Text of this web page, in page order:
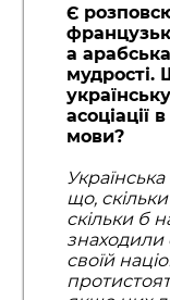
Є
а
асоціації
мови?
що,
скільки б
знаходили
своїй